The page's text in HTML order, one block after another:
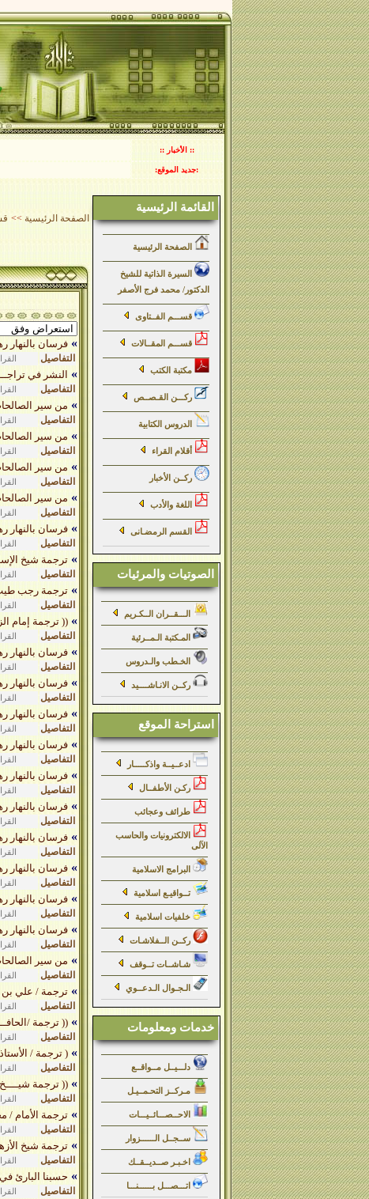
:: الأخبار ::
:جديد الموقع:
الصفحة الرئيسية>>
»فرسان بالنهار رهبان
التفاصيل
» النشر في
التفاصيل
» من سير الصالحات ( 1 ) فاطمة
التفاصيل
» من سير الصالحات ( 2 ) صفية بنت
التفاصيل
» من سير الصالحات ( 3 ) أسماء
التفاصيل
» من سير الصالحات ( 4 ) السيدة نفيسة
التفاصيل
»فرسان بالنهار رهبان
التفاصيل
»ترجمة شيخ
التفاصيل
»ترجمة رجب
التفاصيل
»(( ترجمة إمام
التفاصيل
»فرسان بالنهار رهبان
التفاصيل
»فرسان بالنهار رهبان
التفاصيل
»فرسان بالنهار رهبان
التفاصيل
»فرسان بالنهار رهبان بالليل
التفاصيل
»فرسان بالنهار رهبان
التفاصيل
»فرسان بالنهار رهبان
التفاصيل
»فرسان بالنهار رهبان
التفاصيل
»فرسان بالنهار رهبان بالليل
التفاصيل
»فرسان بالنهار رهبان بالليل
التفاصيل
»فرسان بالنهار رهبان بالليل
التفاصيل
» من سير الصالحات ( 5 ) سكينة بنت
التفاصيل
»ترجمة / علي بن
التفاصيل
»(( ترجمة /
التفاصيل
»( ترجمة /
التفاصيل
»(( ترجمة
التفاصيل
»ترجمة الأمام /
التفاصيل
»ترجمة شيخ
التفاصيل
» حسبنا البارئ
التفاصيل
القائمة الرئيسية
الصفحة الرئيسية
السيرة الذاتية للشيخ
الدكتور/ محمد فرج الأصفر
قســـم الفــتاوى
قســـم المقــالات
مكتبة الكتب
ركـــن القـصــص
الدروس الكتابية
أقلام القراء
ركــن الأخبار
اللغة والأدب
القسم الرمضـانى
الصوتيات والمرئيات
الـــقــران الــكـريم
المـكتبة الـمــرئية
الخـطب والـدروس
ركــن الانـاشــــيد
استراحة الموقع
ادعــيــة واذكـــــار
ركـن الأطفــال
طرائف وعجائب
الالكترونيات والحاسب
الآلى
البرامج الاسلامية
تــواقيـع اسلامية
خلفيات اسلامية
ركــن الــفلاشـات
شـاشــات تــوقف
الـجـوال الـدعــوي
خدمات ومعلومات
دلـــيــل مــواقــع
مـركــز التحـمــيـل
الاحــصـــائــيـــات
ســجــل الــــــزوار
اخـبـر صــديــقــك
اتـــصـــل بــــــنـــا